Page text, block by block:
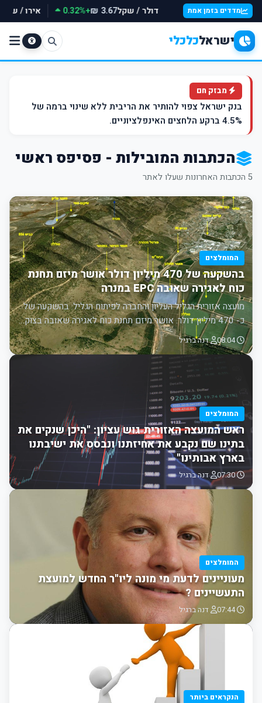
מדדים בזמן אמת דולר / שקל3.67 ₪
+0.32% אירו /
ישראלכלכלי
מבזק חם
בנק ישראל צפוי להותיר את הריבית ללא שינוי ברמה של
4.5% ברקע הלחצים האינפלציוניים.
הכתבות המובילות - פסיפס ראשי
5 הכתבות האחרונות שעלו לאתר
המומלצים
בהשקעה של 470 מיליון דולר אושר מיזם תחנת
כוח לאגירה שאובה EPC במנרה
מועצה אזורית הגליל העליון והחברה לפיתוח הגליל: בהשקעה של
כ- 470 מיליון דולר. אושר מיזם תחנת כוח לאגירה שאובה בצוק…
08:04 דנה ברגיל
המומלצים
ראש המועצה האזורית גוש עציון: "היכן שנקים את
בתינו שם נקבע את אחיזתנו ונבסס את ישיבתנו
בארץ אבותינו"
07:30 דנה ברגיל
המומלצים
מעוניינים לדעת מי מונה ליו"ר החדש למועצת
התעשיינים ?
07:44 דנה ברגיל
הנקראים ביותר